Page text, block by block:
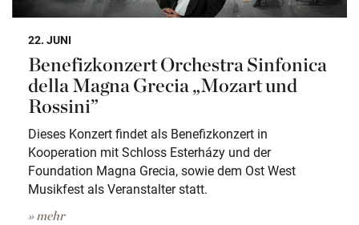
22. JUNI
Benefizkonzert Orchestra Sinfonica
della Magna Grecia „Mozart und
Rossini”
Dieses Konzert findet als Benefizkonzert in
Kooperation mit Schloss Esterházy und der
Foundation Magna Grecia, sowie dem Ost West
Musikfest als Veranstalter statt.
» mehr